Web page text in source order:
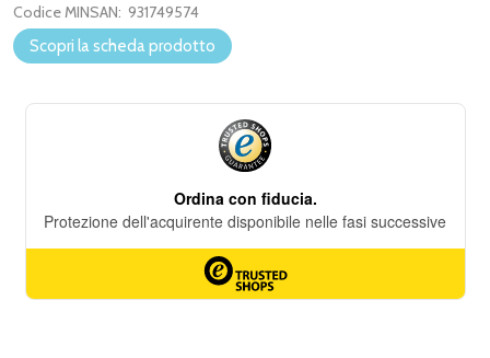
Codice MINSAN: 931749574
Scopri la scheda prodotto